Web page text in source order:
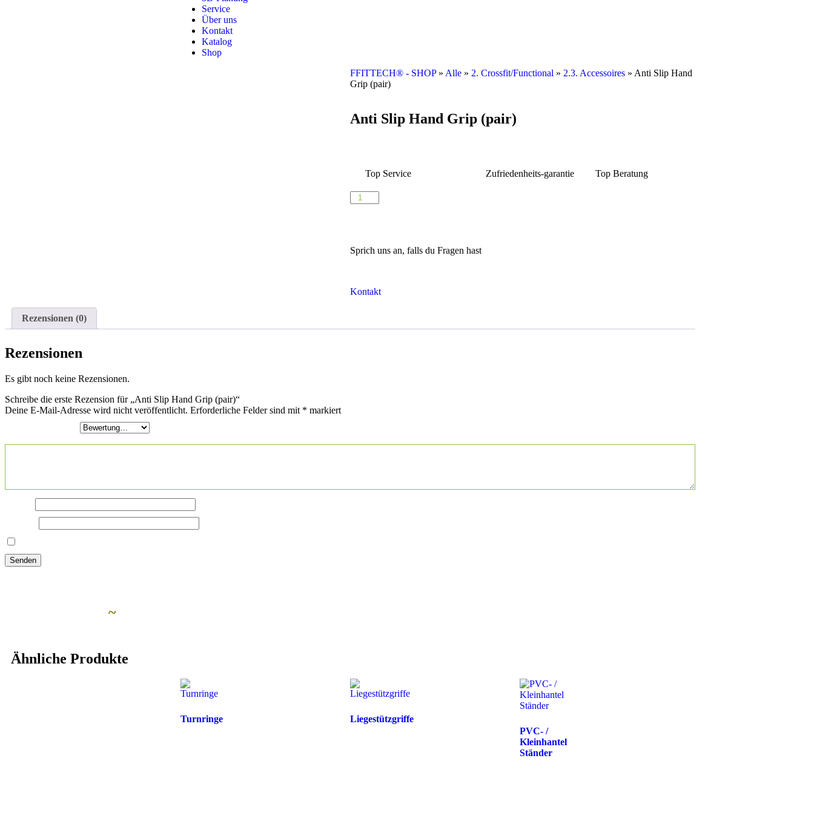
Service
Über uns
Kontakt
Katalog
Shop
FFITTECH® - SHOP» Alle » 2. Crossfit/Functional » 2.3. Accessoires » Anti Slip Hand
Grip (pair)
Anti Slip Hand Grip (pair)
Top Service Zufriedenheits-garantie Top Beratung
Sprich uns an, falls du Fragen hast
Kontakt
Rezensionen (0)
Rezensionen
Es gibt noch keine Rezensionen.
Schreibe die erste Rezension für „Anti Slip Hand Grip (pair)“
Deine E-Mail-Adresse wird nicht veröffentlicht. Erforderliche Felder sind mit * markiert
~
Ähnliche Produkte
Turnringe
Liegestützgriffe
PVC- /
Kleinhantel
Ständer